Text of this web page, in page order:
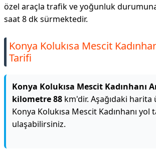
özel araçla trafik ve yoğunluk
saat 8 dk sürmektedir.
Konya Kolukısa Mescit
Tarifi
Konya Kolukısa Mescit Kadınhanı
kilometre 88 km'dir. Aşağıdaki harita
Konya Kolukısa Mescit Kadınhanı yol
ulaşabilirsiniz.